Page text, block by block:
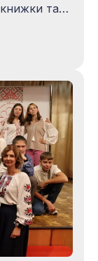
книжки та
у
із
та